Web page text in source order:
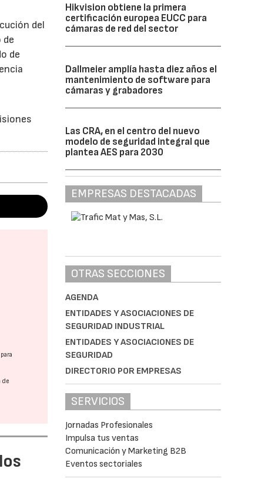
del
de
de
de
Hikvision obtiene la primera
certificación europea EUCC para
cámaras de red del sector
Dallmeier amplía hasta diez años el
mantenimiento de software para
cámaras y grabadores
Las CRA, en el centro del nuevo
modelo de seguridad integral que
plantea AES para 2030
EMPRESAS DESTACADAS
OTRAS SECCIONES
AGENDA
ENTIDADES Y ASOCIACIONES DE
SEGURIDAD INDUSTRIAL
ENTIDADES Y ASOCIACIONES DE
SEGURIDAD
DIRECTORIO POR EMPRESAS
SERVICIOS
Jornadas Profesionales
Impulsa tus ventas
Comunicación y Marketing B2B
Eventos sectoriales